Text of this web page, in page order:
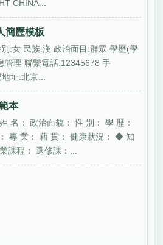
CHINA...
簡歷模板
:女 民族:漢 政治面目:群眾 學歷(學
管理 聯繫電話:12345678 手
址:北京...
本
名： 政治面貌： 性 別： 學 歷：
專 業： 藉 貫： 健康狀況： ◆ 知
課程： 選修課：...